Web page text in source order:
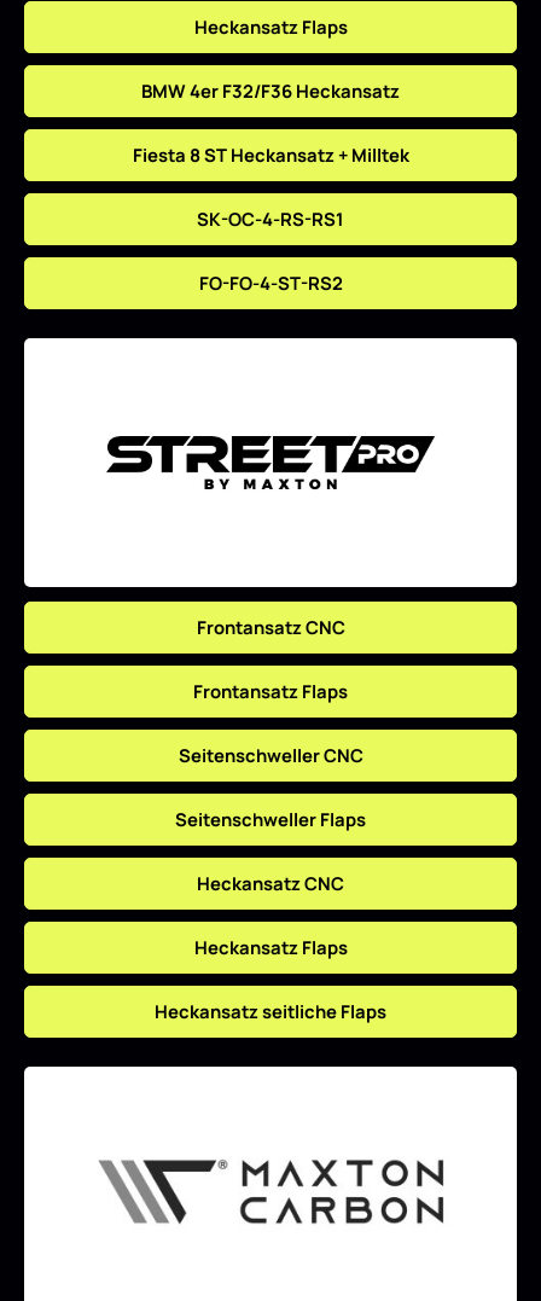
Heckansatz Flaps
BMW 4er F32/F36 Heckansatz
Fiesta 8 ST Heckansatz + Milltek
SK-OC-4-RS-RS1
FO-FO-4-ST-RS2
Frontansatz CNC
Frontansatz Flaps
Seitenschweller CNC
Seitenschweller Flaps
Heckansatz CNC
Heckansatz Flaps
Heckansatz seitliche Flaps